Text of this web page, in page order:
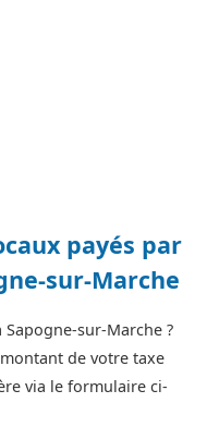
payés par
sur-Marche
sur-Marche ?
de votre taxe
via le formulaire ci-